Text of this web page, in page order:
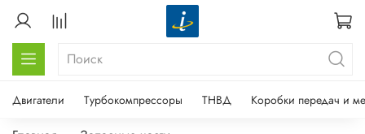
Двигатели Турбокомпрессоры ТНВД Коробки передач и